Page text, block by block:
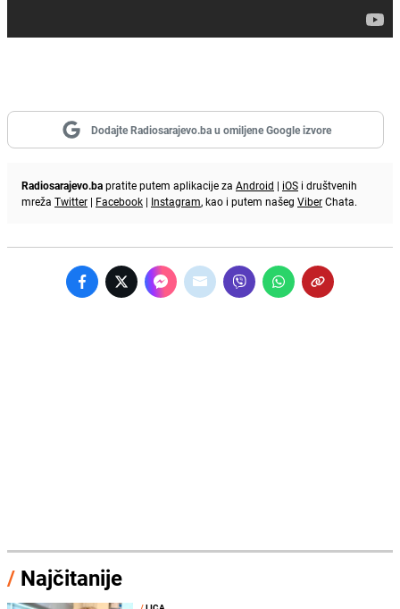
Dodajte Radiosarajevo.ba u omiljene Google izvore
Radiosarajevo.bapratite putem aplikacije za Android | iOS i društvenih
mreža Twitter | Facebook | Instagram, kao i putem našeg ViberChata.
/ Najčitanije